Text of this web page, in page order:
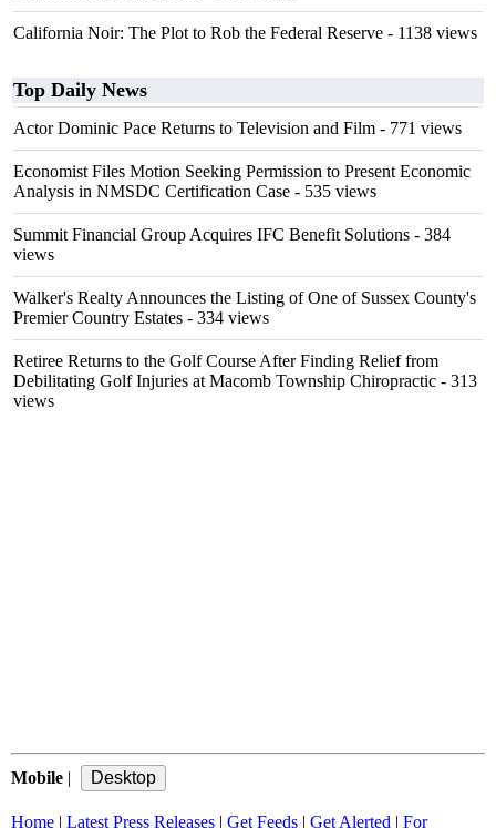
California Noir: The Plot to Rob the Federal Reserve - 1138 views
Top Daily News
Actor Dominic Pace Returns to Television and Film - 771 views
Economist Files Motion Seeking Permission to Present Economic
Analysis in NMSDC Certification Case - 535 views
Summit Financial Group Acquires IFC Benefit Solutions - 384
views
Walker's Realty Announces the Listing of One of Sussex County's
Premier Country Estates - 334 views
Retiree Returns to the Golf Course After Finding Relief from
Debilitating Golf Injuries at Macomb Township Chiropractic - 313
views
Mobile |
Home | Latest Press Releases | Get Feeds | Get Alerted | For